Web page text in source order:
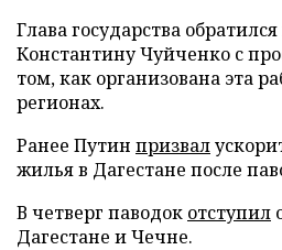
Глава государства
Константину Чуйченко с
том, как организована эта
регионах.
Ранее Путин призвал
жилья в Дагестане после
В четверг паводок отступил
Дагестане и Чечне.